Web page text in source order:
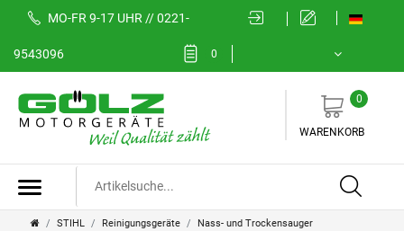
MO-FR 9-17 UHR // 0221-
9543096 0
0
WARENKORB
STIHL Reinigungsgeräte
Nass- und Trockensauger
FILTER
K
e